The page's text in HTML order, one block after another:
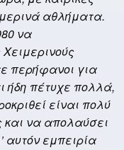
αθλήματα.
να
περήφανοι για
ήδη πέτυχε πολλά,
είναι πολύ
και να απολαύσει
αυτόν εμπειρία